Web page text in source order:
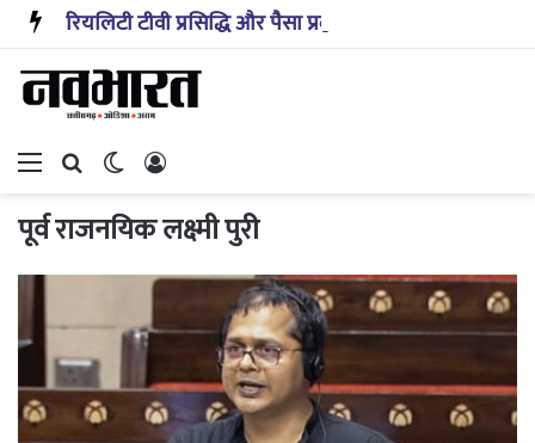
Menu Search forSwitch skin
पूर्व राजनयिक लक्ष्मी पुरी